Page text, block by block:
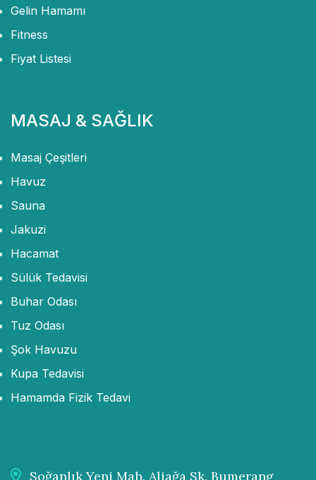
Gelin Hamamı
Fitness
Fiyat Listesi
MASAJ & SAĞLIK
Masaj Çeşitleri
Havuz
Sauna
Jakuzi
Hacamat
Sülük Tedavisi
Buhar Odası
Tuz Odası
Şok Havuzu
Kupa Tedavisi
Hamamda Fizik Tedavi
Soğanlık Yeni Mah. Aliağa Sk. Bumerang